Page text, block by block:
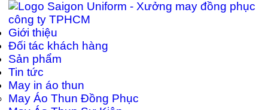
Giới thiệu
Đối tác khách hàng
Sản phẩm
Tin tức
May in áo thun
May Áo Thun Đồng Phục